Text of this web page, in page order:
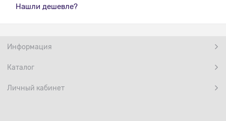
Нашли дешевле?
Информация
Каталог
Личный кабинет